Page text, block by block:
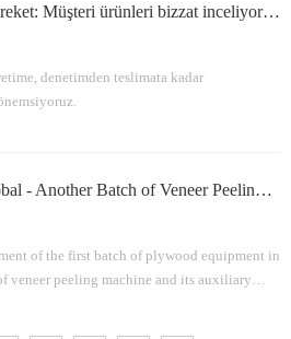
Tatilden Sonra Büyük Hareket: Müşteri ürünleri bizzat inceliyor - Kontrplak Makinelerimiz Gönderime Hazır!
denetimden teslimata kadar
Craftsmanship Going Global - Another Batch of Veneer Peeling Machine & Auxiliary Equipment Shipped To Qingdao Port
of the first batch of plywood equipment in
veneer peeling machine and its auxiliary